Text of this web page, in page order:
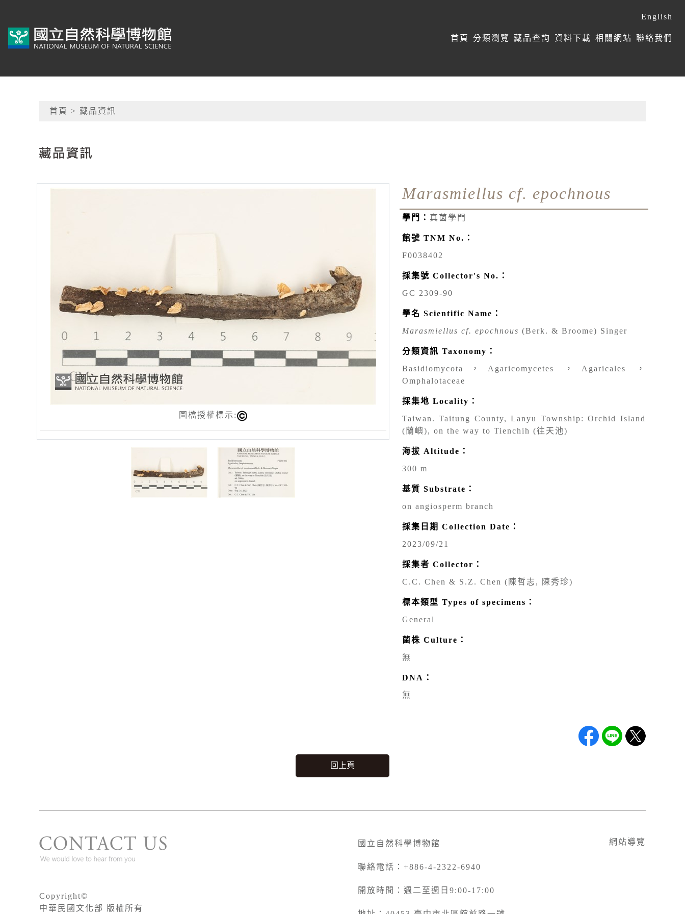
典藏網-國立自然科學博物館
網頁導覽
首頁 分類瀏覽 藏品查詢 資料下載 相關網站 聯絡我們
English
首頁 > 藏品資訊
圖檔授權標示:
Marasmiellus cf. epochnous
學門： 真菌學門
館號 TNM No.：
F0038402
採集號 Collector's No.：
GC 2309-90
學名 Scientific Name：
Marasmiellus cf. epochnous (Berk. & Broome) Singer
分類資訊 Taxonomy：
Basidiomycota，Agaricomycetes ，Agaricales ，
Omphalotaceae
採集地 Locality：
Taiwan. Taitung County, Lanyu Township: Orchid Island
(蘭嶼), on the way to Tienchih (往天池)
海拔 Altitude：
300 m
基質 Substrate：
on angiosperm branch
採集日期 Collection Date：
2023/09/21
採集者 Collector：
C.C. Chen & S.Z. Chen (陳哲志, 陳秀珍)
標本類型 Types of specimens：
General
菌株 Culture：
無
DNA：
無
回上頁
Copyright©
中華民國文化部 版權所有
國立自然科學博物館
聯絡電話：+886-4-2322-6940
開放時間：週二至週日9:00-17:00
網站導覽